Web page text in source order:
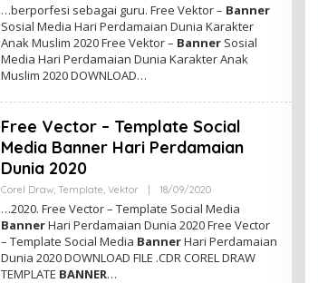
E
H
A
M
…berporfesi sebagai guru. Free Vektor – Banner
Sosial Media Hari Perdamaian Dunia Karakter
Anak Muslim 2020 Free Vektor – BannerSosial
Media Hari Perdamaian Dunia Karakter Anak
Muslim 2020 DOWNLOAD…
Free Vector – Template Social
Media Banner Hari Perdamaian
Dunia 2020
Corel Draw, Template Vektor | 18/09/2020O
E
H
A
D
M
…2020. Free Vector – Template Social Media
BannerHari Perdamaian Dunia 2020 Free Vector
– Template Social Media BannerHari Perdamaian
Dunia 2020 DOWNLOAD FILE .CDR COREL DRAW
TEMPLATE BANNER…